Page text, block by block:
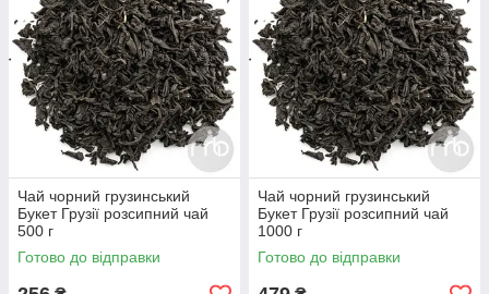
Чай чорний грузинський
Букет Грузії розсипний чай
500 г
Готово до відправки
Чай чорний грузинський
Букет Грузії розсипний чай
1000 г
Готово до відправки